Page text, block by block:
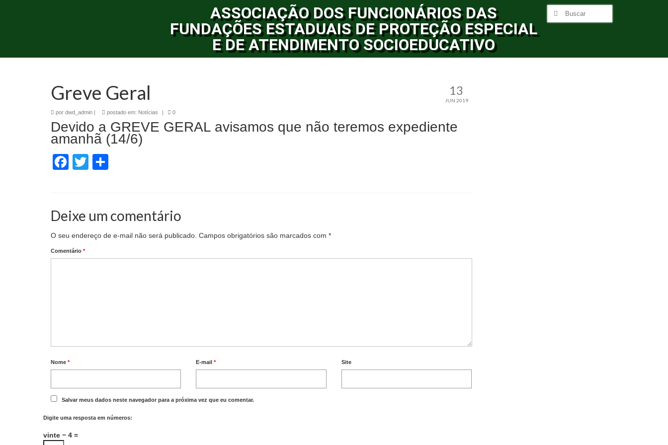
ASSOCIAÇÃO DOS FUNCIONÁRIOS DAS
FUNDAÇÕES ESTADUAIS DE PROTEÇÃO ESPECIAL
E DE ATENDIMENTO SOCIOEDUCATIVO
13
JUN 2019
Greve Geral
por dwd_admin | postado em: Notícias | 0
Devido a GREVE GERAL avisamos que não teremos expediente
amanhã (14/6)
Facebook
Twitter
Deixe um comentário
O seu endereço de e-mail não será publicado. Campos obrigatórios são marcados com *
Comentário *
Nome * E-mail* Site
Salvar meus dados neste navegador para a próxima vez que eu comentar.
Digite uma resposta em números:
vinte − 4 =